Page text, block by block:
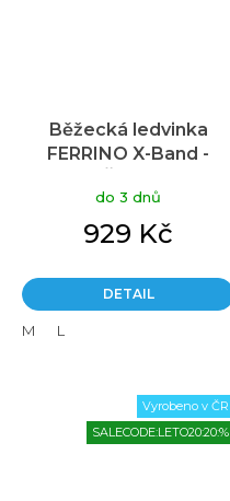
Běžecká ledvinka
FERRINO X-Band -
do 3 dnů
929 Kč
DETAIL
M L
Vyrobeno v ČR
SALECODE:LETO20:20:%